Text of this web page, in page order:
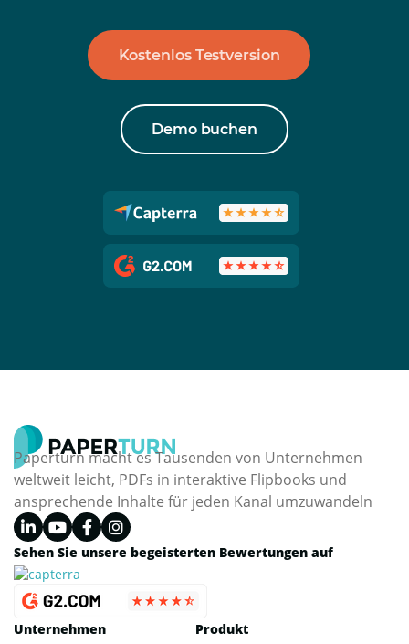
Kostenlos Testversion
Demo buchen
Paperturn macht es Tausenden von Unternehmen
weltweit leicht, PDFs in interaktive Flipbooks und
ansprechende Inhalte für jeden Kanal umzuwandeln
Sehen Sie unsere begeisterten Bewertungen auf
Unternehmen Produkt